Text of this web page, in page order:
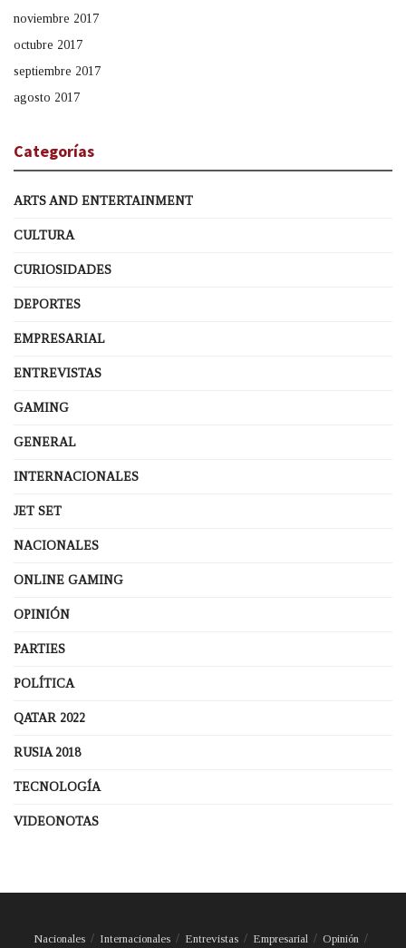
noviembre 2017
octubre 2017
septiembre 2017
agosto 2017
Categorías
ARTS AND ENTERTAINMENT
CULTURA
CURIOSIDADES
DEPORTES
EMPRESARIAL
ENTREVISTAS
GAMING
GENERAL
INTERNACIONALES
JET SET
NACIONALES
ONLINE GAMING
OPINIÓN
PARTIES
POLÍTICA
QATAR 2022
RUSIA 2018
TECNOLOGÍA
VIDEONOTAS
Nacionales Internacionales Entrevistas Empresarial Opinión